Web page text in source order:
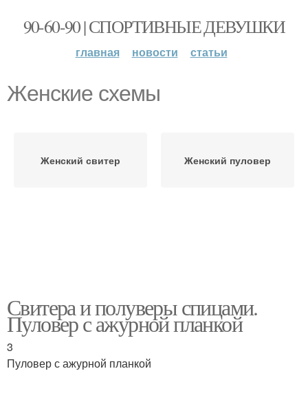
90-60-90 | СПОРТИВНЫЕ ДЕВУШКИ
главная новости статьи
Женские схемы
Женский свитер Женский пуловер
Свитера и полуверы спицами.
Пуловер с ажурной планкой
3
Пуловер с ажурной планкой